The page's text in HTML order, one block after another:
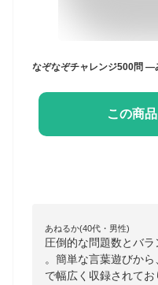
なぞなぞチャレンジ500問 —
この商
あねるか(40代・男性)
圧倒的な問題数とバ
。簡単な言葉遊びか
で幅広く収録されて